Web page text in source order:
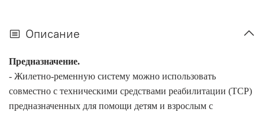
Описание
Предназначение.
- Жилетно-ременную систему можно использовать
совместно с техническими средствами реабилитации (ТСР)
предназначенных для помощи детям и взрослым с